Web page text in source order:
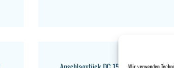
Wir verwenden